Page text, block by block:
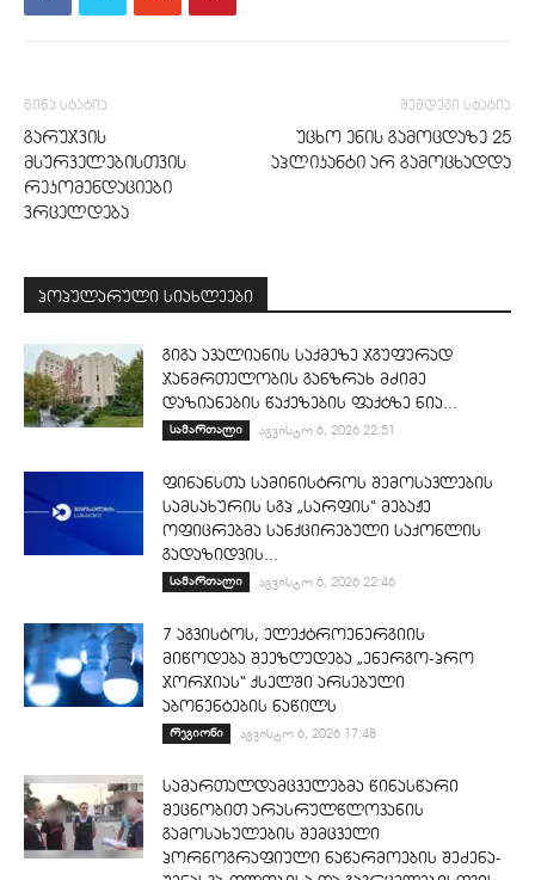
წინა სტატია
გარუჯვის
მსურველებისთვის
რეკომენდაციები
ვრცელდება
შემდეგი სტატია
უცხო ენის გამოცდაზე 25
აპლიკანტი არ გამოცხადდა
პოპულარული სიახლეები
გიგა ავალიანის საქმეზე ჯგუფურად
ჯანმრთელობის განზრახ მძიმე
დაზიანების წაქეზების ფაქტზე ნია...
სამართალი აგვისტო 6, 2026 22:51
ფინანსთა სამინისტროს შემოსავლების
სამსახურის სგპ „სარფის“ მებაჟე
ოფიცრებმა სანქცირებული საქონლის
გადაზიდვის...
სამართალი აგვისტო 6, 2026 22:46
7 აგვისტოს, ელექტროენერგიის
მიწოდება შეეზღუდება „ენერგო-პრო
ჯორჯიას“ ქსელში არსებული
აბონენტების ნაწილს
რეგიონი აგვისტო 6, 2026 17:48
სამართალდამცველებმა წინასწარი
შეცნობით არასრულწლოვანის
გამოსახულების შემცველი
პორნოგრაფიული ნაწარმოების შეძენა-